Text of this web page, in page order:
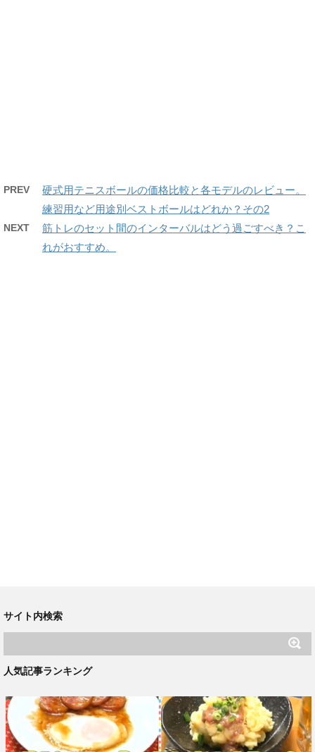
PREV
硬式用テニスボールの価格比較と各モデルのレビュー。
練習用など用途別ベストボールはどれか？その2
NEXT
筋トレのセット間のインターバルはどう過ごすべき？こ
れがおすすめ。
サイト内検索
人気記事ランキング